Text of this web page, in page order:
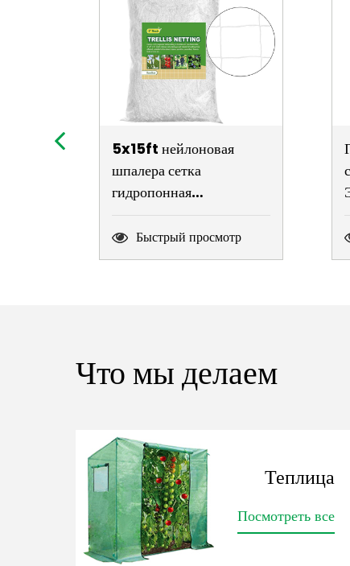
5x15ft нейлоновая
шпалера сетка
гидропонная
садовничая шпалера
поддержки
Быстрый просмотр
Что мы делаем
Теплица
Посмотреть все